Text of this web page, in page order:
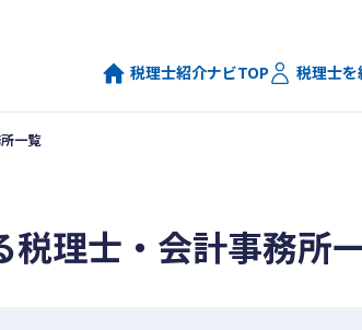
税理士紹介ナビTOP 税理士を
一覧
理士・会計事務所